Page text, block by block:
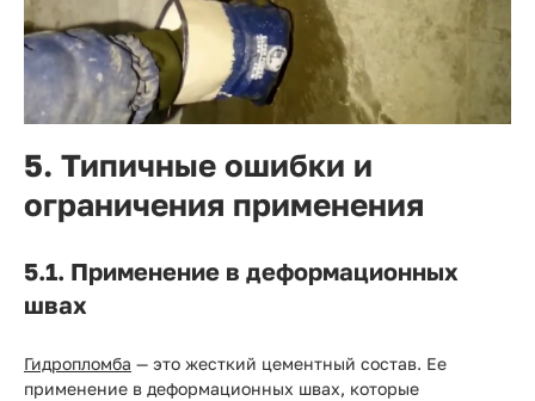
5. Типичные ошибки и
ограничения применения
5.1. Применение в деформационных
швах
Гидропломба — это жесткий цементный состав. Ее
применение в деформационных швах, которые